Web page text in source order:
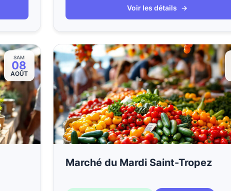
Voir les détails →
SAM
08
AOÛT
Marché du Mardi Saint-Tropez